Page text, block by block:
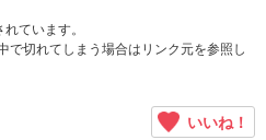
ています。
で切れてしまう場合はリンク元を参照し
いいね！